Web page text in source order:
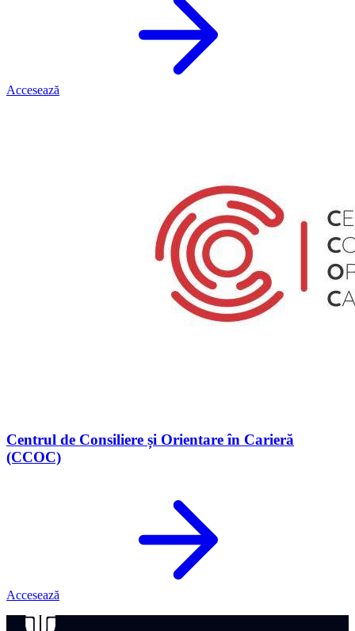
Accesează
Centrul de Consiliere și Orientare în Carieră
(CCOC)
Accesează